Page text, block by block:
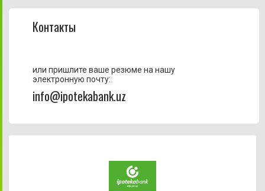
Контакты
или пришлите ваше резюме на нашу
электронную почту:
info@ipotekabank.uz